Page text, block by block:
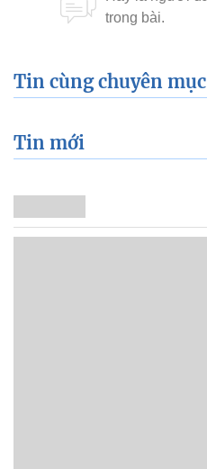
Tin cùng chuyên mục
Tin mới